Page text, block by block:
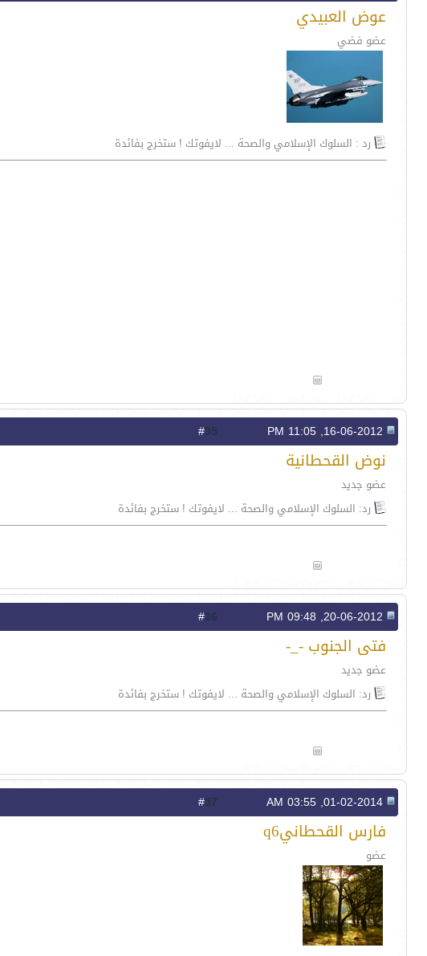
عوض العبيدي
عضو فضي
رد : السلوك الإسلامي والصحة ... لايفوتك ! ستخرج بفائدة
35
نوض القحطانية
عضو جديد
رد: السلوك الإسلامي والصحة ... لايفوتك ! ستخرج بفائدة
36
فتى الجنوب -_-
عضو جديد
رد: السلوك الإسلامي والصحة ... لايفوتك ! ستخرج بفائدة
37
فارس القحطانيq6
عضو